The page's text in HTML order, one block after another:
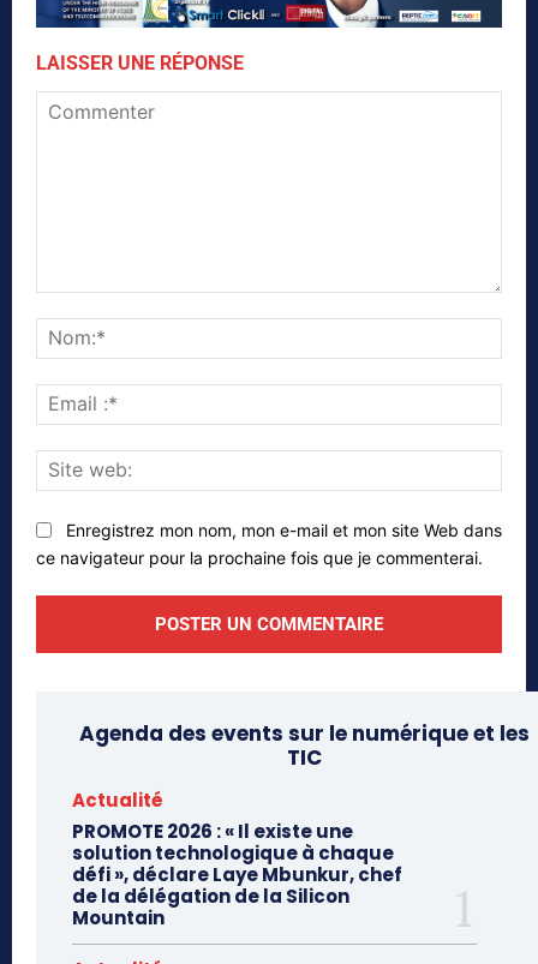
LAISSER UNE RÉPONSE
:*
web:
Enregistrez mon nom, mon e-mail et mon site Web dans
ce navigateur pour la prochaine fois que je commenterai.
Agenda des events sur le numérique et les
TIC
Actualité
PROMOTE 2026 : « Il existe une
solution technologique à chaque
défi », déclare Laye Mbunkur, chef
de la délégation de la Silicon
Mountain